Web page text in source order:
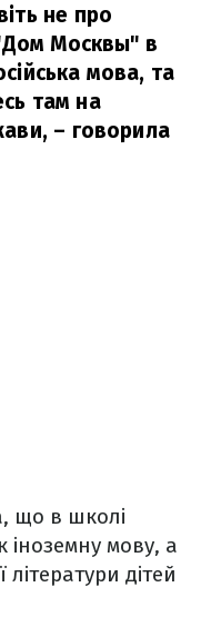
не про
Москвы" в
мова, та
там на
– говорила
що в школі
іноземну мову, а
дітей